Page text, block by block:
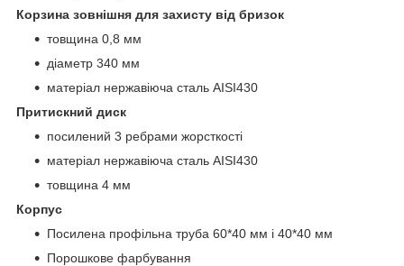
Корзина зовнішня для захисту від бризок
товщина 0,8 мм
діаметр 340 мм
матеріал нержавіюча сталь AISI430
Притискний диск
посилений 3 ребрами жорсткості
матеріал нержавіюча сталь AISI430
товщина 4 мм
Корпус
Посилена профільна труба 60*40 мм і 40*40 мм
Порошкове фарбування